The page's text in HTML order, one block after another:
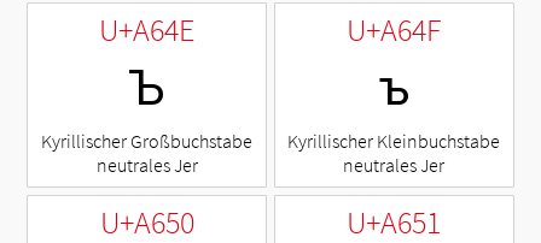
U+A64E
Ꙏ
Kyrillischer Großbuchstabe
neutrales Jer
U+A64F
ꙏ
Kyrillischer Kleinbuchstabe
neutrales Jer
U+A650 U+A651